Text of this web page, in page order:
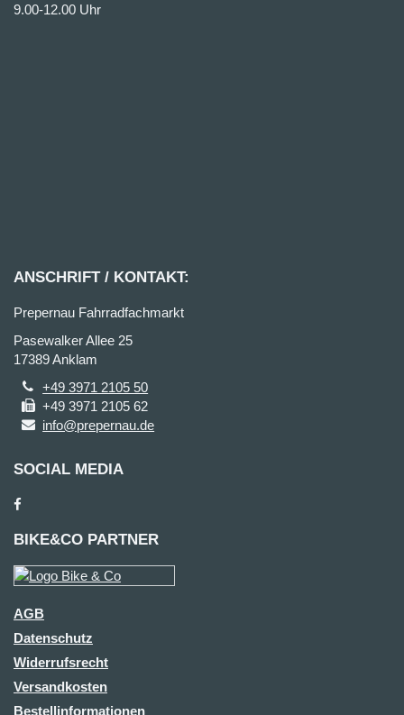
9.00-12.00 Uhr
ANSCHRIFT / KONTAKT:
Prepernau Fahrradfachmarkt
Pasewalker Allee 25
17389 Anklam
+49 3971 2105 50
+49 3971 2105 62
info@prepernau.de
SOCIAL MEDIA
BIKE&CO PARTNER
AGB
Datenschutz
Widerrufsrecht
Versandkosten
Bestellinformationen